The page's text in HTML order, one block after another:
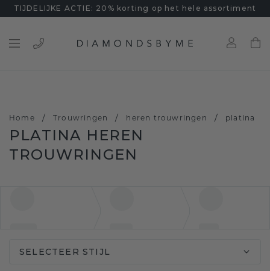
TIJDELIJKE ACTIE: 20% korting op het hele assortiment
Home / Trouwringen / heren trouwringen / platina
PLATINA HEREN
TROUWRINGEN
SELECTEER STIJL